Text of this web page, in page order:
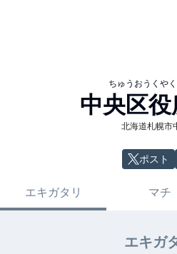
ちゅうおうくや
中央区
北海道札幌市
ポスト
エキガタリ マチ
エキガ